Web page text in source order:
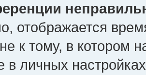
отображается
к тому, в котором
в личных